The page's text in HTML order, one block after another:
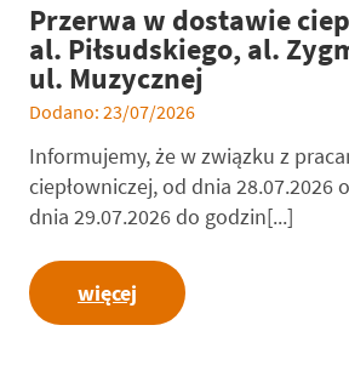
Przerwa w dostawie
al. Piłsudskiego, al.
ul. Muzycznej
Dodano: 23/07/2026
Informujemy, że w związku z
ciepłowniczej, od dnia 28.07.2026
dnia 29.07.2026 do godzin[...]
więcej